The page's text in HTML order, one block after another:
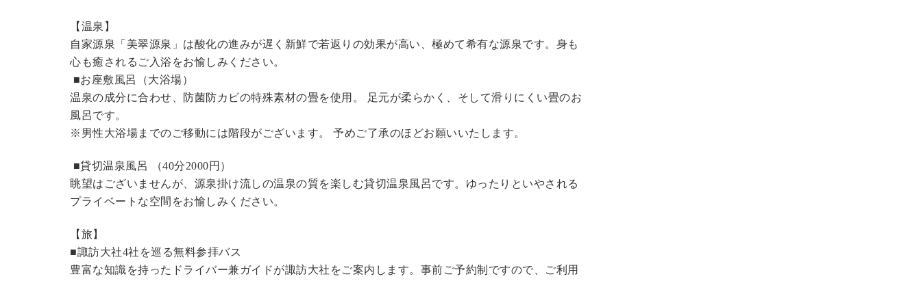
【温泉】
自家源泉「美翠源泉」は酸化の進みが遅く新鮮で若返りの効果が高い、極めて希有な源泉です。身も
心も癒されるご入浴をお愉しみください。
■お座敷風呂（大浴場）
温泉の成分に合わせ、防菌防カビの特殊素材の畳を使用。 足元が柔らかく、そして滑りにくい畳のお
風呂です。
※男性大浴場までのご移動には階段がございます。 予めご了承のほどお願いいたします。
■貸切温泉風呂 （40分2000円）
眺望はございませんが、源泉掛け流しの温泉の質を楽しむ貸切温泉風呂です。ゆったりといやされる
プライベートな空間をお愉しみください。
【旅】
■諏訪大社4社を巡る無料参拝バス
豊富な知識を持ったドライバー兼ガイドが諏訪大社をご案内します。 事前ご予約制ですので、ご利用